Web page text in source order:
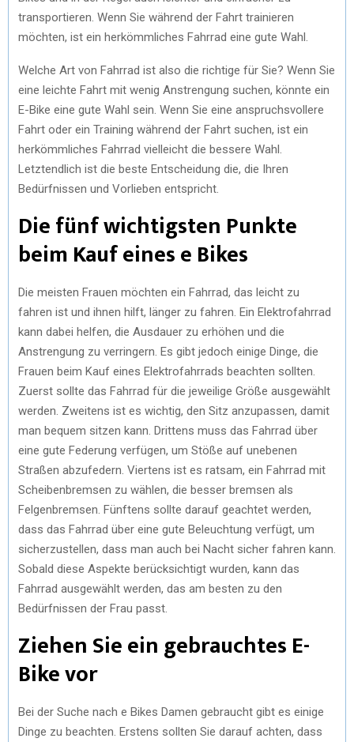
transportieren. Wenn Sie während der Fahrt trainieren
möchten, ist ein herkömmliches Fahrrad eine gute Wahl.
Welche Art von Fahrrad ist also die richtige für Sie? Wenn Sie
eine leichte Fahrt mit wenig Anstrengung suchen, könnte ein
E-Bike eine gute Wahl sein. Wenn Sie eine anspruchsvollere
Fahrt oder ein Training während der Fahrt suchen, ist ein
herkömmliches Fahrrad vielleicht die bessere Wahl.
Letztendlich ist die beste Entscheidung die, die Ihren
Bedürfnissen und Vorlieben entspricht.
Die fünf wichtigsten Punkte
beim Kauf eines e Bikes
Die meisten Frauen möchten ein Fahrrad, das leicht zu
fahren ist und ihnen hilft, länger zu fahren. Ein Elektrofahrrad
kann dabei helfen, die Ausdauer zu erhöhen und die
Anstrengung zu verringern. Es gibt jedoch einige Dinge, die
Frauen beim Kauf eines Elektrofahrrads beachten sollten.
Zuerst sollte das Fahrrad für die jeweilige Größe ausgewählt
werden. Zweitens ist es wichtig, den Sitz anzupassen, damit
man bequem sitzen kann. Drittens muss das Fahrrad über
eine gute Federung verfügen, um Stöße auf unebenen
Straßen abzufedern. Viertens ist es ratsam, ein Fahrrad mit
Scheibenbremsen zu wählen, die besser bremsen als
Felgenbremsen. Fünftens sollte darauf geachtet werden,
dass das Fahrrad über eine gute Beleuchtung verfügt, um
sicherzustellen, dass man auch bei Nacht sicher fahren kann.
Sobald diese Aspekte berücksichtigt wurden, kann das
Fahrrad ausgewählt werden, das am besten zu den
Bedürfnissen der Frau passt.
Ziehen Sie ein gebrauchtes E-
Bike vor
Bei der Suche nach e Bikes Damen gebraucht gibt es einige
Dinge zu beachten. Erstens sollten Sie darauf achten, dass